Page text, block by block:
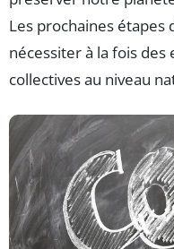
Les prochaines
nécessiter à la fois
collectives au niveau